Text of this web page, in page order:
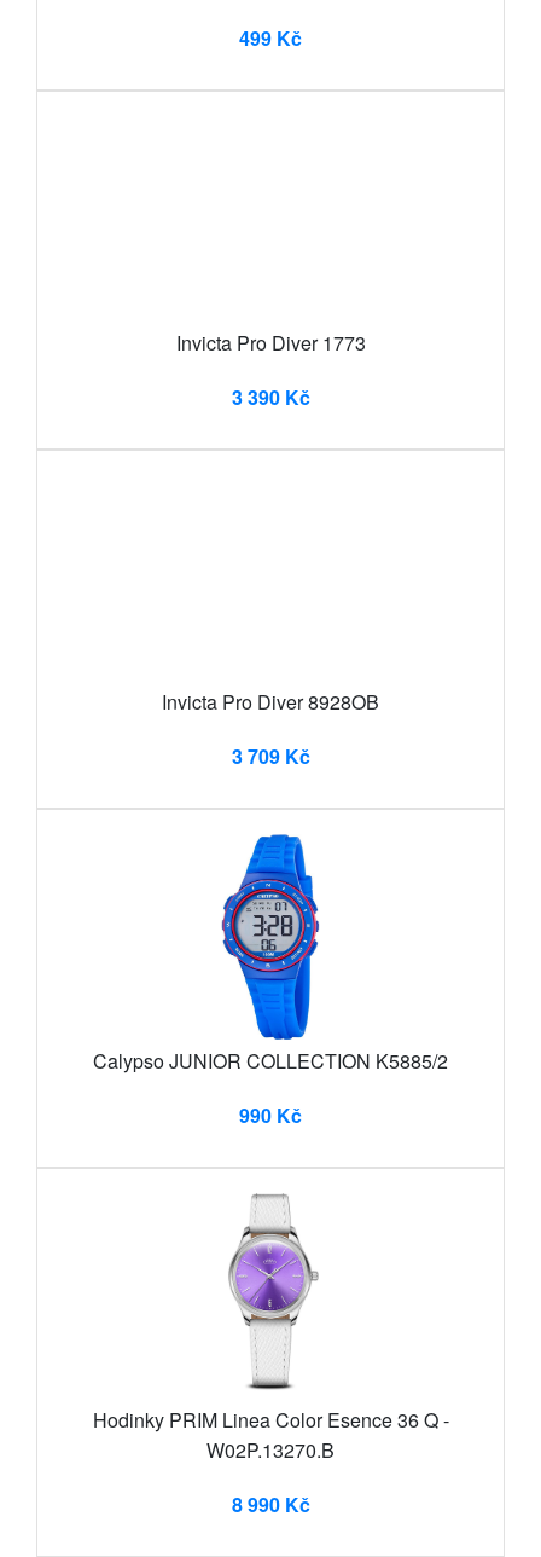
499 Kč
Invicta Pro Diver 1773
3 390 Kč
Invicta Pro Diver 8928OB
3 709 Kč
Calypso JUNIOR COLLECTION K5885/2
990 Kč
Hodinky PRIM Linea Color Esence 36 Q -
W02P.13270.B
8 990 Kč